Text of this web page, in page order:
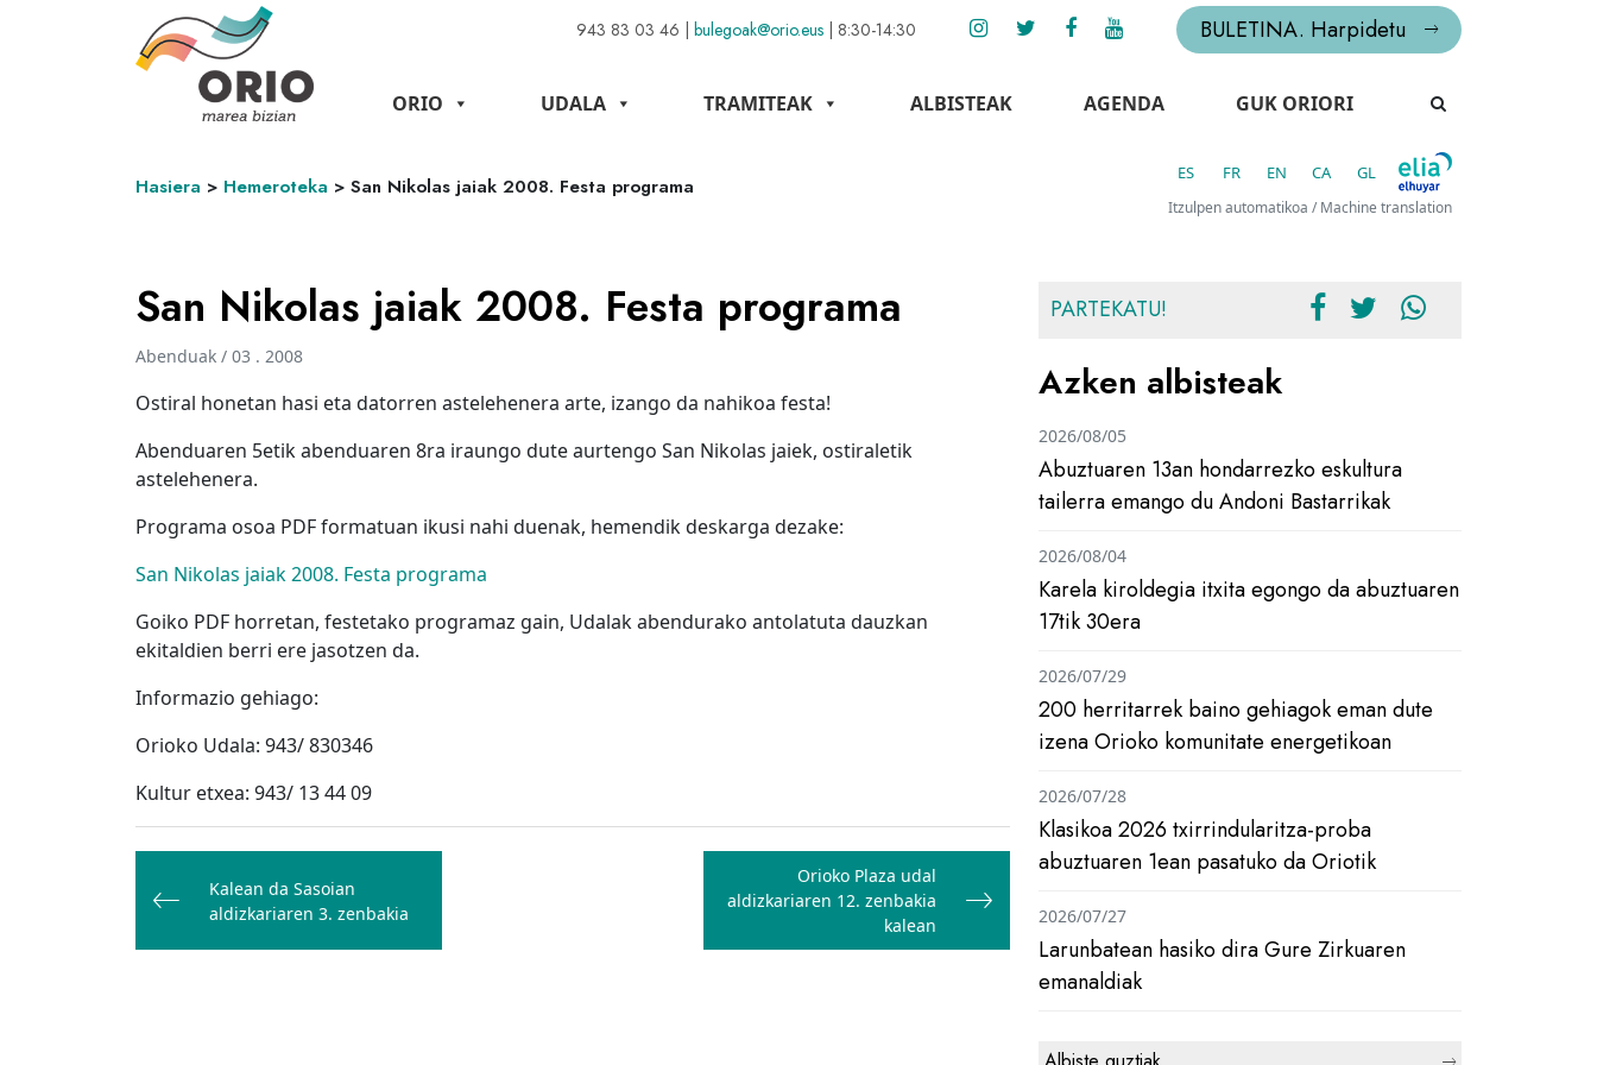
943 83 03 46 | bulegoak@orio.eus | 8:30-14:30 BULETINA. Harpidetu
ORIO UDALA TRAMITEAK ALBISTEAK AGENDA GUK ORIORI
Hasiera > Hemeroteka > San Nikolas jaiak 2008. Festa programa
ES FR EN CA GL
Itzulpen automatikoa / Machine translation
San Nikolas jaiak 2008. Festa programa
Abenduak / 03 . 2008
Ostiral honetan hasi eta datorren astelehenera arte, izango da nahikoa festa!
Abenduaren 5etik abenduaren 8ra iraungo dute aurtengo San Nikolas jaiek, ostiraletik
astelehenera.
Programa osoa PDF formatuan ikusi nahi duenak, hemendik deskarga dezake:
San Nikolas jaiak 2008. Festa programa
Goiko PDF horretan, festetako programaz gain, Udalak abendurako antolatuta dauzkan
ekitaldien berri ere jasotzen da.
Informazio gehiago:
Orioko Udala: 943/ 830346
Kultur etxea: 943/ 13 44 09
Bidalketetan
zehar
nabigatu
Kalean da Sasoian
aldizkariaren 3. zenbakia
Orioko Plaza udal
aldizkariaren 12. zenbakia
kalean
PARTEKATU!
Azken albisteak
Abuztuaren 13an hondarrezko eskultura
tailerra emango du Andoni Bastarrikak
2026/08/05
Karela kiroldegia itxita egongo da abuztuaren
17tik 30era
2026/08/04
200 herritarrek baino gehiagok eman dute
izena Orioko komunitate energetikoan
2026/07/29
Klasikoa 2026 txirrindularitza-proba
abuztuaren 1ean pasatuko da Oriotik
2026/07/28
Larunbatean hasiko dira Gure Zirkuaren
emanaldiak
2026/07/27